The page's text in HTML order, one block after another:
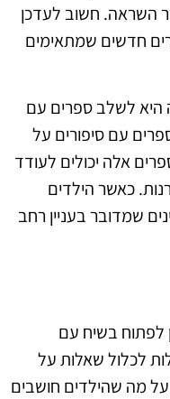
השראה. חשוב לעדכן
חדשים שמתאימים
היא לשלב ספרים עם
עם סיפורים על
אלה יכולים לעודד
כאשר הילדים
שמדובר בעניין רחב
לפתוח בשיח עם
לכלול שאלות על
מה שהילדים חושבים